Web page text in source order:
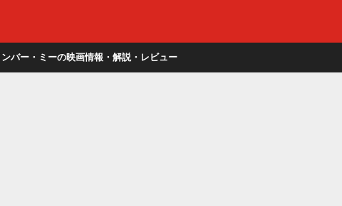
ンバー・ミーの映画情報・解説・レビュー